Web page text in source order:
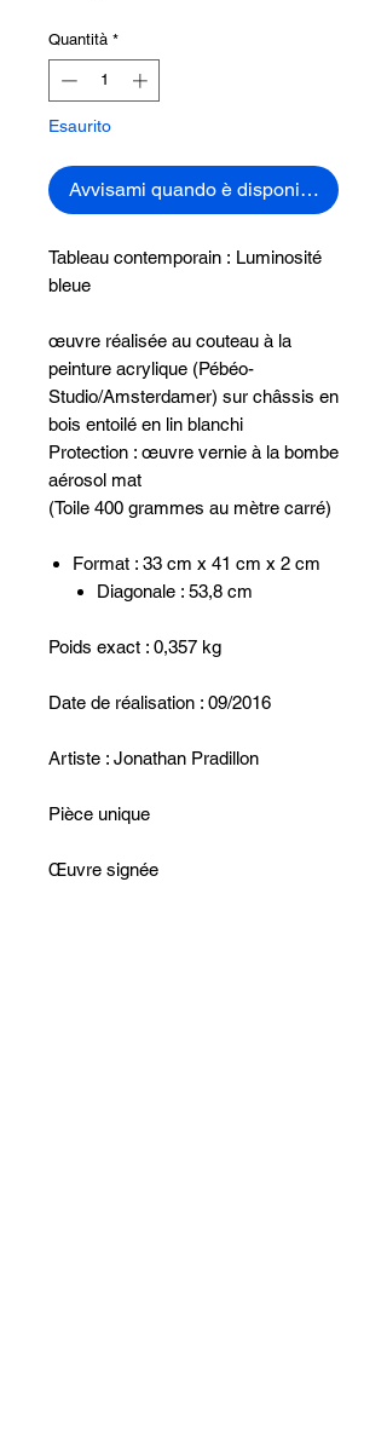
Quantità *
Esaurito
Avvisami quando è disponibile
Tableau contemporain : Luminosité
bleue
œuvre réalisée au couteau à la
peinture acrylique (Pébéo-
Studio/Amsterdamer) sur châssis en
bois entoilé en lin blanchi
Protection : œuvre vernie à la bombe
aérosol mat
(Toile 400 grammes au mètre carré)
Format : 33 cm x 41 cm x 2 cm
Diagonale : 53,8 cm
Poids exact : 0,357 kg
Date de réalisation : 09/2016
Artiste : Jonathan Pradillon
Pièce unique
Œuvre signée